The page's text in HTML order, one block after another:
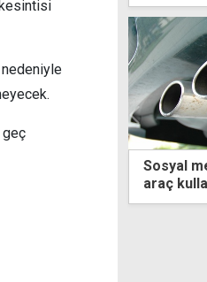
nedeniyle
geç
Meclis
Sosyal
araç